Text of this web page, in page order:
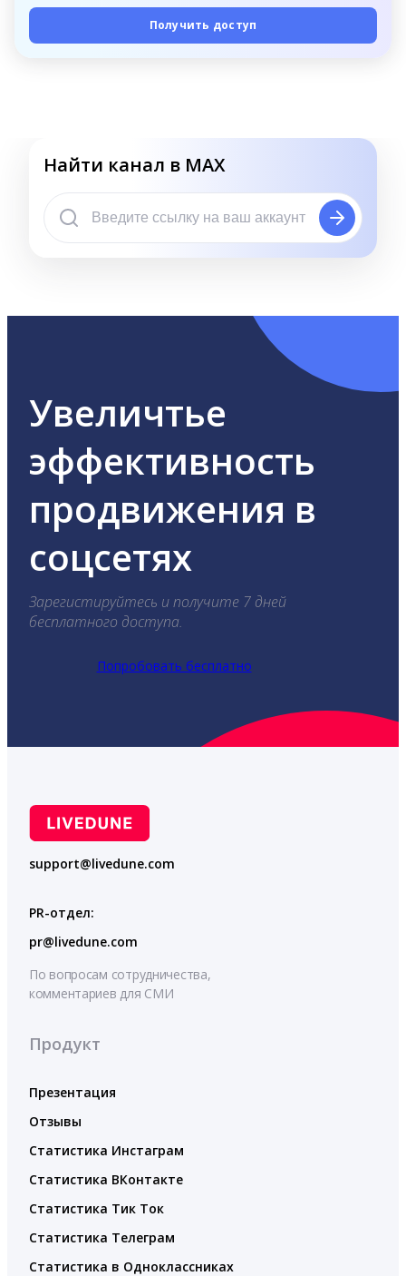
Получить доступ
Найти канал в MAX
Увеличтье
эффективность
продвижения в
соцсетях
Зарегистируйтесь и получите 7 дней
бесплатного доступа.
Попробовать бесплатно
support@livedune.com
PR-отдел:
pr@livedune.com
По вопросам сотрудничества,
комментариев для СМИ
Продукт
Презентация
Отзывы
Статистика Инстаграм
Статистика ВКонтакте
Статистика Тик Ток
Статистика Телеграм
Статистика в Одноклассниках